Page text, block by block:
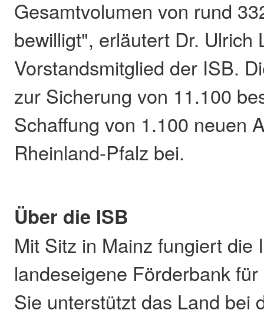
Gesamtvolumen von rund
bewilligt", erläutert Dr. Ulrich
Vorstandsmitglied der ISB.
zur Sicherung von 11.100
Schaffung von 1.100 neuen
Rheinland-Pfalz bei.
Über die ISB
Mit Sitz in Mainz fungiert die
landeseigene Förderbank
Sie unterstützt das Land bei